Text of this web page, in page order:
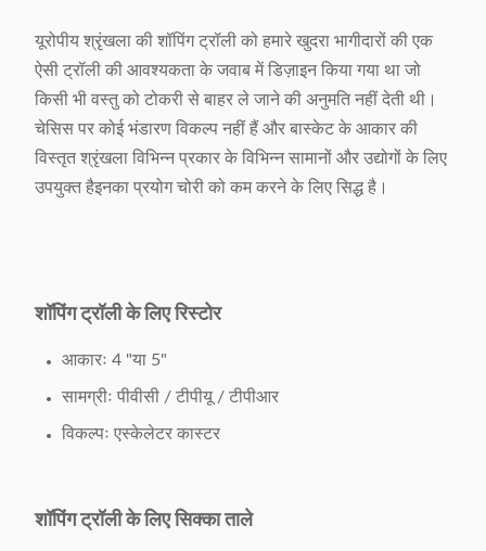
यूरोपीय श्रृंखला की शॉपिंग ट्रॉली को हमारे खुदरा भागीदारों की एक
ऐसी ट्रॉली की आवश्यकता के जवाब में डिज़ाइन किया गया था जो
किसी भी वस्तु को टोकरी से बाहर ले जाने की अनुमति नहीं देती थी।
चेसिस पर कोई भंडारण विकल्प नहीं हैं और बास्केट के आकार की
विस्तृत श्रृंखला विभिन्न प्रकार के विभिन्न सामानों और उद्योगों के लिए
उपयुक्त हैइनका प्रयोग चोरी को कम करने के लिए सिद्ध है।
शॉपिंग ट्रॉली के लिए रिस्टोर
आकारः 4 "या 5"
सामग्रीः पीवीसी / टीपीयू / टीपीआर
विकल्पः एस्केलेटर कास्टर
शॉपिंग ट्रॉली के लिए सिक्का ताले